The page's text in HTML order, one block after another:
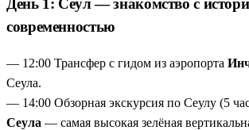
всемирного наследия.
Уникальный опыт
День 1: Сеул — знакомство с
современностью
— 12:00 Трансфер с гидом из аэропорта
Сеула.
— 14:00 Обзорная экскурсия по Сеулу (5
Сеула — самая высокая зелёная